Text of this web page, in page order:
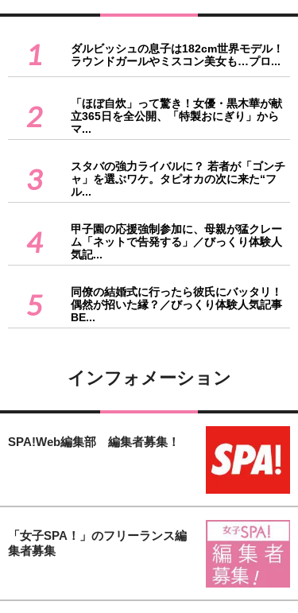
1
ダルビッシュの息子は182cm世界モデル！
ラウンドガールやミスコン美女も…プロ...
2
「ほぼ自炊」って驚き！女優・黒木華が献
立365日を全公開、「特製おにぎり」から
マ...
3
スタバの強力ライバルに？ 若者が「ゴンチ
ャ」を選ぶワケ。タピオカの次に来た“フ
ル...
4
甲子園の応援強制参加に、母親が猛クレー
ム「ネットで告発する」／びっくり体験人
気記...
5
同僚の結婚式に行ったら彼氏にバッタリ！
偶然が招いた縁？／びっくり体験人気記事
BE...
インフォメーション
SPA!Web編集部 編集者募集！
「女子SPA！」のフリーランス編
集者募集